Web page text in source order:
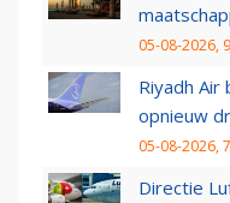
05-08-2026,
Riyadh
opnieuw
05-08-2026,
Directie